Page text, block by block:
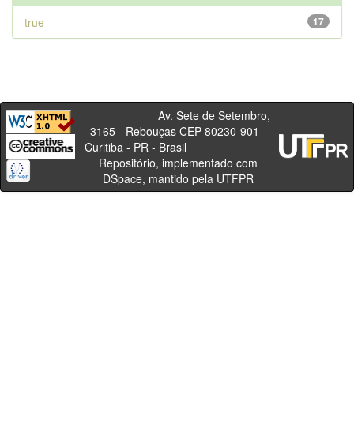
17
true
Av. Sete de Setembro,
3165 - Rebouças CEP 80230-901 -
Curitiba - PR - Brasil
Repositório, implementado com
DSpace, mantido pela UTFPR